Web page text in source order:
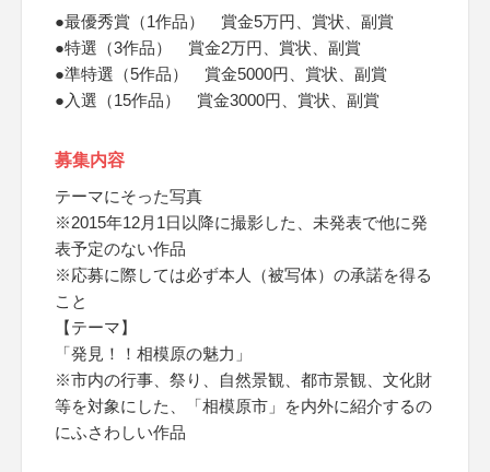
●最優秀賞（1作品） 賞金5万円、賞状、副賞
●特選（3作品） 賞金2万円、賞状、副賞
●準特選（5作品） 賞金5000円、賞状、副賞
●入選（15作品） 賞金3000円、賞状、副賞
募集内容
テーマにそった写真
※2015年12月1日以降に撮影した、未発表で他に発
表予定のない作品
※応募に際しては必ず本人（被写体）の承諾を得る
こと
【テーマ】
「発見！！相模原の魅力」
※市内の行事、祭り、自然景観、都市景観、文化財
等を対象にした、「相模原市」を内外に紹介するの
にふさわしい作品